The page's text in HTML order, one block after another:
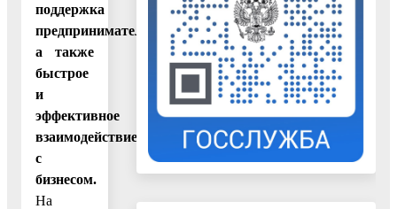
поддержка
предпринимателей,
а также
быстрое
и
эффективное
взаимодействие
с
бизнесом.
На